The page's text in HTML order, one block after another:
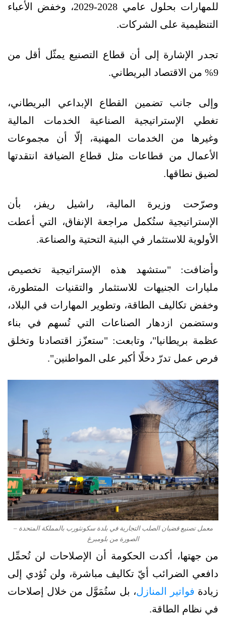
للمهارات بحلول عامي 2028-2029، وخفض الأعباء
التنظيمية على الشركات.
تجدر الإشارة إلى أن قطاع التصنيع يمثّل أقل من
9% من الاقتصاد البريطاني.
وإلى جانب تضمين القطاع الإبداعي البريطاني،
تغطي الإستراتيجية الصناعية الخدمات المالية
وغيرها من الخدمات المهنية، إلّا أن مجموعات
الأعمال من قطاعات مثل قطاع الضيافة انتقدتها
لضيق نطاقها.
وصرّحت وزيرة المالية، راشيل ريفز، بأن
الإستراتيجية ستُكمل مراجعة الإنفاق، التي أعطت
الأولوية للاستثمار في البنية التحتية والصناعة.
وأضافت: "ستشهد هذه الإستراتيجية تخصيص
مليارات الجنيهات للاستثمار والتقنيات المتطورة،
وخفض تكاليف الطاقة، وتطوير المهارات في البلاد،
وستضمن ازدهار الصناعات التي تُسهم في بناء
عظمة بريطانيا"، وتابعت: "ستعزّز اقتصادنا وتخلق
فرص عمل تدرّ دخلًا أكبر على المواطنين".
معمل تصنيع قضبان الصلب التجارية في بلدة سكونثورب بالمملكة المتحدة –
الصورة من بلومبرغ
من جهتها، أكدت الحكومة أن الإصلاحات لن تُحمِّل
دافعي الضرائب أيّ تكاليف مباشرة، ولن تُؤدي إلى
زيادة فواتير المنازل، بل ستُمَوَّل من خلال إصلاحات
في نظام الطاقة.